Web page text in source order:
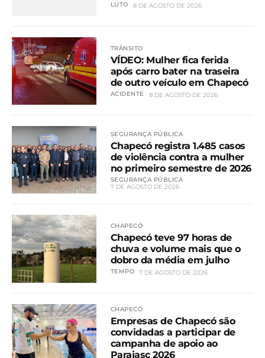
LUTO 8 DE AGOSTO DE 2026
TRÂNSITO
VÍDEO: Mulher fica ferida
após carro bater na traseira
de outro veículo em Chapecó
ACIDENTE 8 DE AGOSTO DE 2026
SEGURANÇA PÚBLICA
Chapecó registra 1.485 casos
de violência contra a mulher
no primeiro semestre de 2026
SEGURANÇA PÚBLICA
7 DE AGOSTO DE 2026
CHAPECÓ
Chapecó teve 97 horas de
chuva e volume mais que o
dobro da média em julho
TEMPO 7 DE AGOSTO DE 2026
CHAPECÓ
Empresas de Chapecó são
convidadas a participar de
campanha de apoio ao
Parajasc 2026